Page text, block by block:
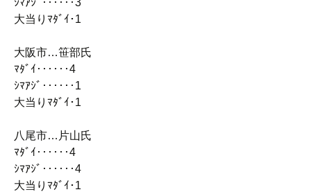
大当りﾏﾀﾞｲ･1
大阪市…笹部氏
ﾏﾀﾞｲ‥‥‥4
ｼﾏｱｼﾞ‥‥‥1
大当りﾏﾀﾞｲ･1
八尾市…片山氏
ﾏﾀﾞｲ‥‥‥4
ｼﾏｱｼﾞ‥‥‥4
大当りﾏﾀﾞｲ･1